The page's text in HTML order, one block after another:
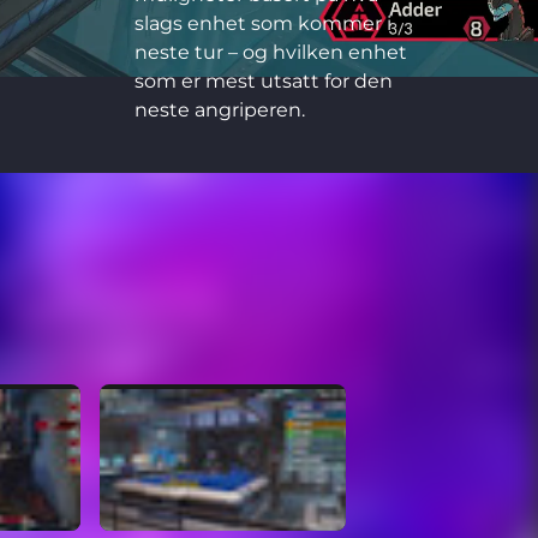
slags enhet som kommer i
neste tur – og hvilken enhet
som er mest utsatt for den
neste angriperen.